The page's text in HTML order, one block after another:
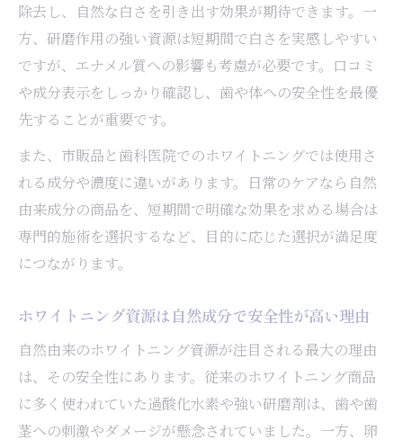
できる利点
口コミで知る卵殻アパタイトホワイトニン
グの実際
卵殻アパタイトのデメリットと選び方のポ
イント
成分選びに迷ったら知っておきたい安全なホワ
イトニング
ホワイトニング成分選びで重視すべき安全
性の基準
自然派ホワイトニング成分の選び方とポイ
ント解説
その特徴
口コミ評価が高い安全なホワイトニング成
除去し、自然な白さを引き出す効果が期待できます。一
方、研磨作用の強い資源は短期間で白さを実感しやすい
ですが、エナメル質への影響も考慮が必要です。口コミ
や成分表示をしっかり確認し、歯や体への安全性を最優
先することが重要です。
また、市販品と歯科医院でのホワイトニングでは使用さ
れる成分や濃度に違いがあります。日常のケアなら自然
由来成分の商品を、短期間で明確な効果を求める場合は
専門的施術を選択するなど、目的に応じた選択が満足度
につながります。
ホワイトニング資源は自然成分で安全性が高い理由
自然由来のホワイトニング資源が注目される最大の理由
は、その安全性にあります。従来のホワイトニング商品
に多く使われていた過酸化水素や強い研磨剤は、歯や歯
茎への刺激やダメージが懸念されていました。一方、卵